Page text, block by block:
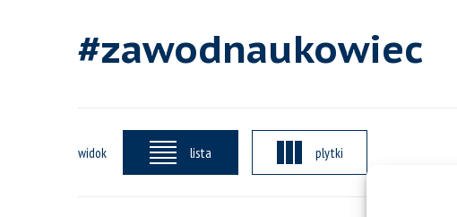
#zawodnaukowiec
widok lista plytki